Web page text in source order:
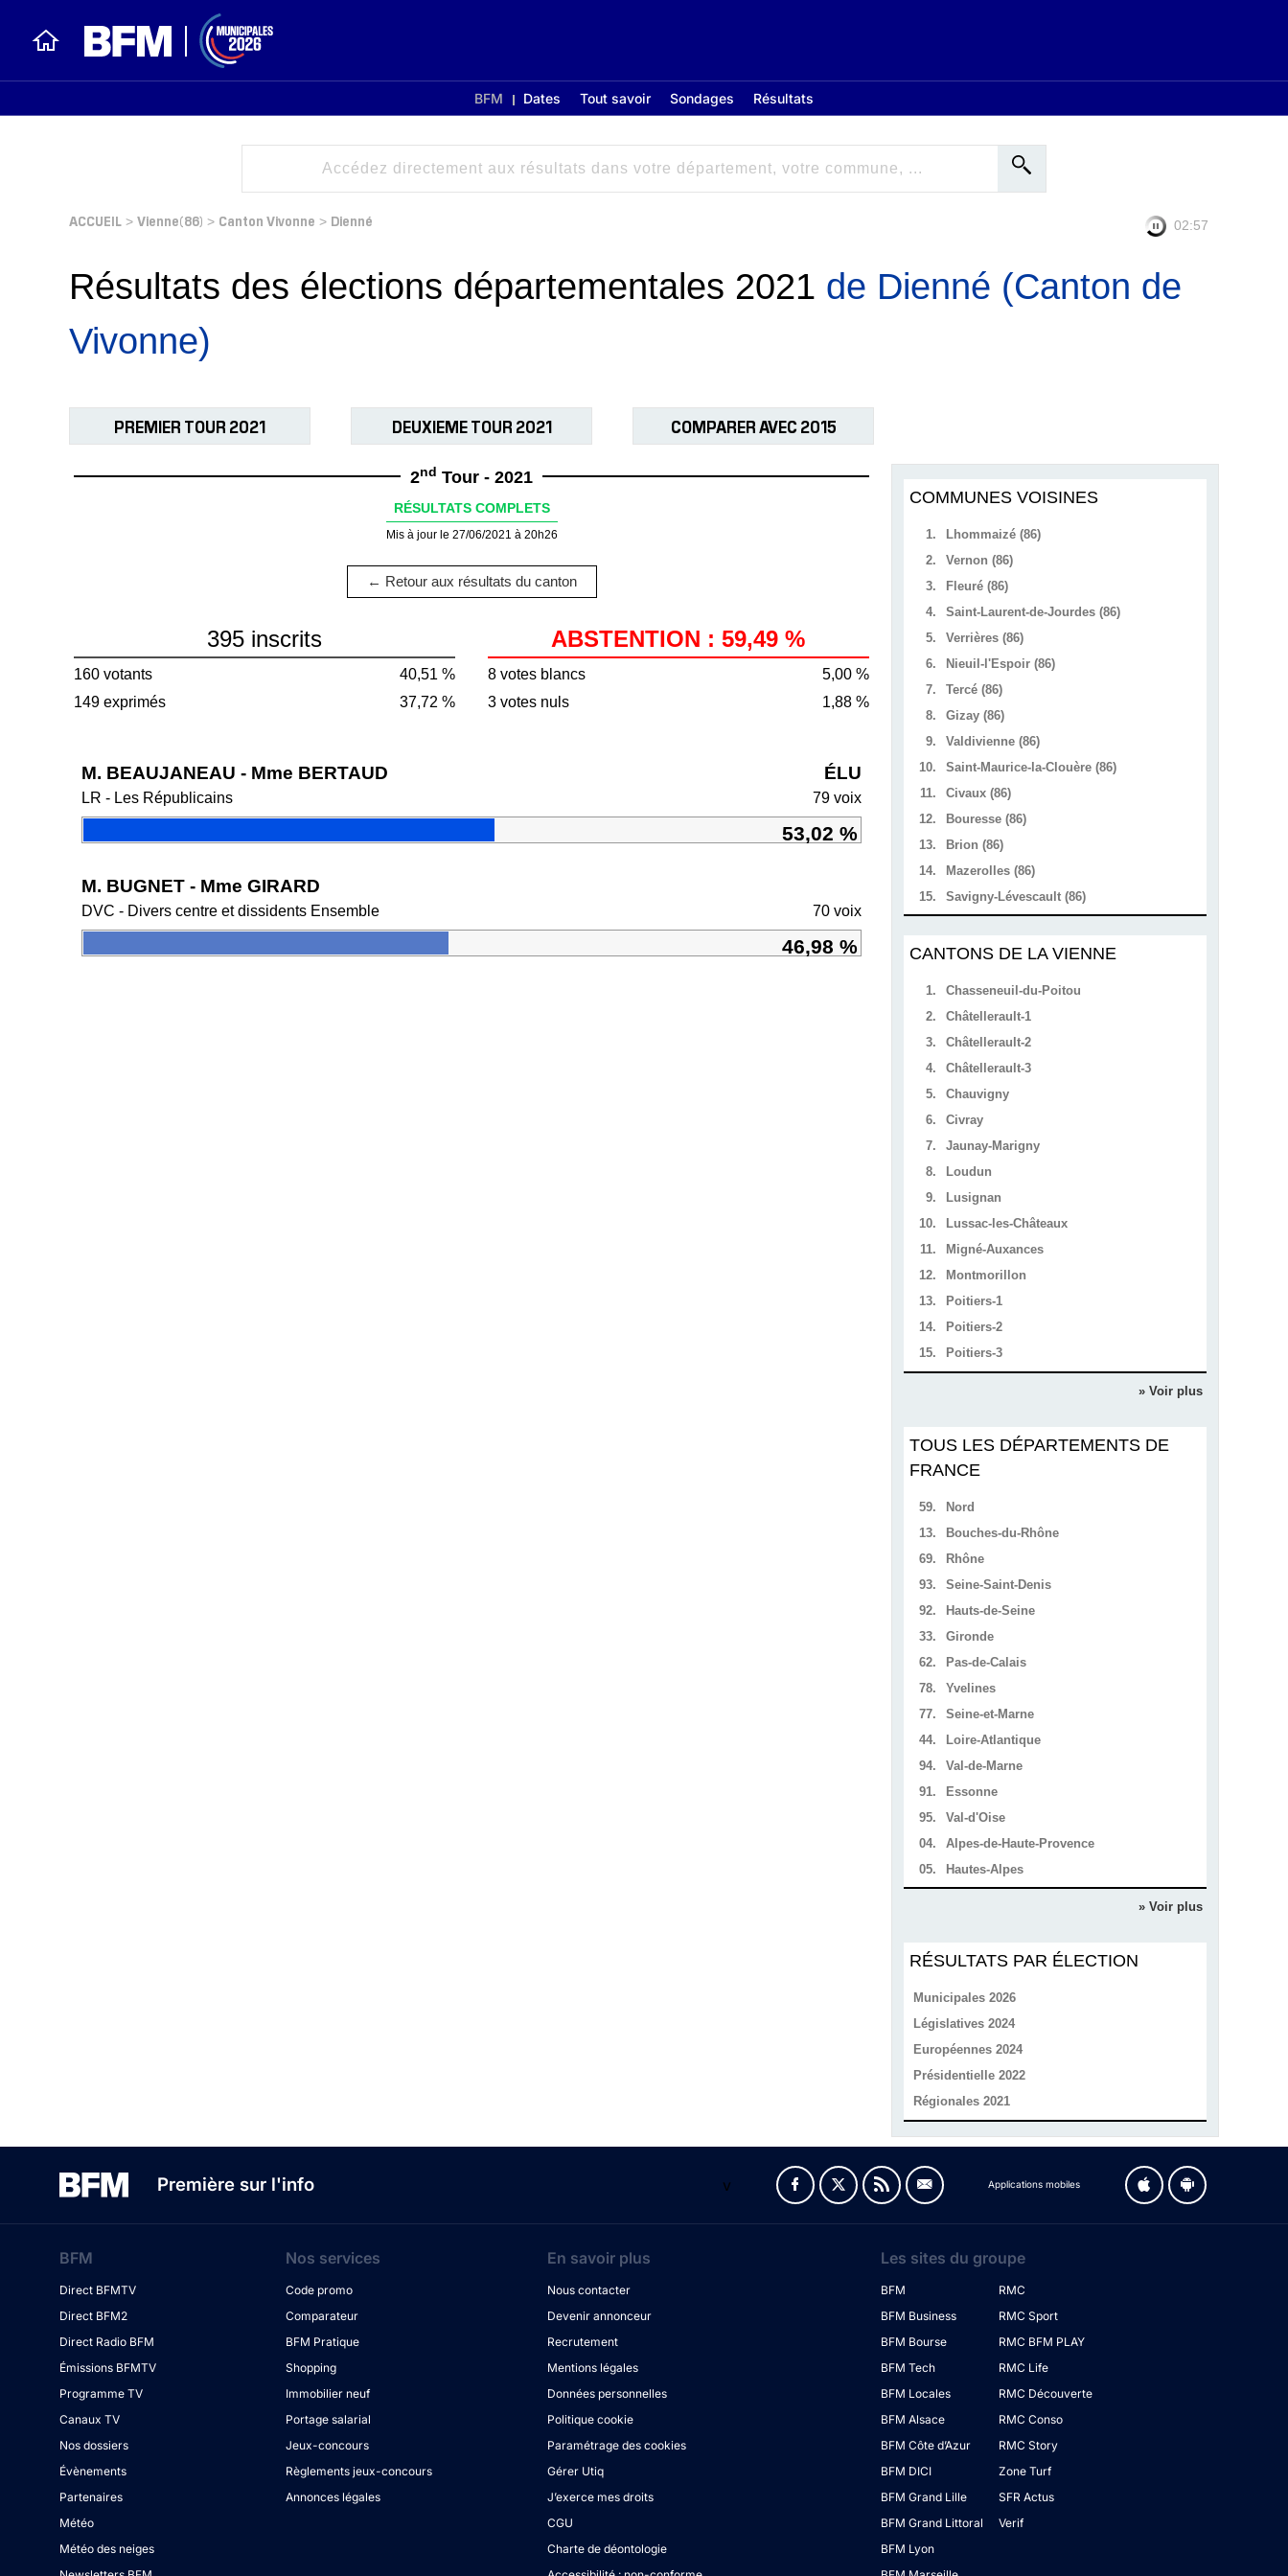
BFM Dates Tout savoir Sondages Résultats
ACCUEIL > Vienne(86) > Canton Vivonne > Dienné 02:56
Résultats des élections départementales 2021 de Dienné (Canton de
Vivonne)
PREMIER TOUR 2021 DEUXIEME TOUR 2021 COMPARER AVEC 2015
2nd Tour - 2021
RÉSULTATS COMPLETS
Mis à jour le 27/06/2021 à 20h26
← Retour aux résultats du canton
395 inscrits
160 votants
40,51 %
149 exprimés
37,72 %
ABSTENTION : 59,49 %
8 votes blancs
5,00 %
3 votes nuls
1,88 %
M. BEAUJANEAU - Mme BERTAUD ÉLU
LR - Les Républicains 79 voix
53,02 %
M. BUGNET - Mme GIRARD
DVC - Divers centre et dissidents Ensemble 70 voix
46,98 %
COMMUNES VOISINES
1.
Lhommaizé (86)
2.
Vernon (86)
3.
Fleuré (86)
4.
Saint-Laurent-de-Jourdes (86)
5.
Verrières (86)
6.
Nieuil-l'Espoir (86)
7.
Tercé (86)
8.
Gizay (86)
9.
Valdivienne (86)
10.
Saint-Maurice-la-Clouère (86)
11.
Civaux (86)
12.
Bouresse (86)
13.
Brion (86)
14.
Mazerolles (86)
15.
Savigny-Lévescault (86)
CANTONS DE LA VIENNE
1.
Chasseneuil-du-Poitou
2.
Châtellerault-1
3.
Châtellerault-2
4.
Châtellerault-3
5.
Chauvigny
6.
Civray
7.
Jaunay-Marigny
8.
Loudun
9.
Lusignan
10.
Lussac-les-Châteaux
11.
Migné-Auxances
12.
Montmorillon
13.
Poitiers-1
14.
Poitiers-2
15.
Poitiers-3
» Voir plus
TOUS LES DÉPARTEMENTS DE
FRANCE
59.
Nord
13.
Bouches-du-Rhône
69.
Rhône
93.
Seine-Saint-Denis
92.
Hauts-de-Seine
33.
Gironde
62.
Pas-de-Calais
78.
Yvelines
77.
Seine-et-Marne
44.
Loire-Atlantique
94.
Val-de-Marne
91.
Essonne
95.
Val-d'Oise
04.
Alpes-de-Haute-Provence
05.
Hautes-Alpes
» Voir plus
RÉSULTATS PAR ÉLECTION
Municipales 2026
Législatives 2024
Européennes 2024
Présidentielle 2022
Régionales 2021
Première sur l'info v Applications mobiles
BFM
Direct BFMTV
Direct BFM2
Direct Radio BFM
Émissions BFMTV
Programme TV
Canaux TV
Nos dossiers
Évènements
Partenaires
Météo
Météo des neiges
Nos services
Code promo
Comparateur
BFM Pratique
Shopping
Immobilier neuf
Portage salarial
Jeux-concours
Règlements jeux-concours
Annonces légales
En savoir plus
Nous contacter
Devenir annonceur
Recrutement
Mentions légales
Données personnelles
Politique cookie
Paramétrage des cookies
Gérer Utiq
J’exerce mes droits
CGU
Charte de déontologie
Les sites du groupe
BFM
BFM Business
BFM Bourse
BFM Tech
BFM Locales
BFM Alsace
BFM Côte d’Azur
BFM DICI
BFM Grand Lille
BFM Grand Littoral
BFM Lyon
RMC
RMC Sport
RMC BFM PLAY
RMC Life
RMC Découverte
RMC Conso
RMC Story
Zone Turf
SFR Actus
Verif